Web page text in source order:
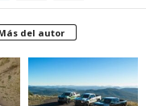
del autor